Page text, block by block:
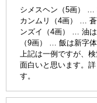
シメスヘン（5画） …
カンムリ（4画） …
ンズイ（4画） … 油
（9画） … 飯は新字
上記は一例ですが、
面白いと思います。
す。